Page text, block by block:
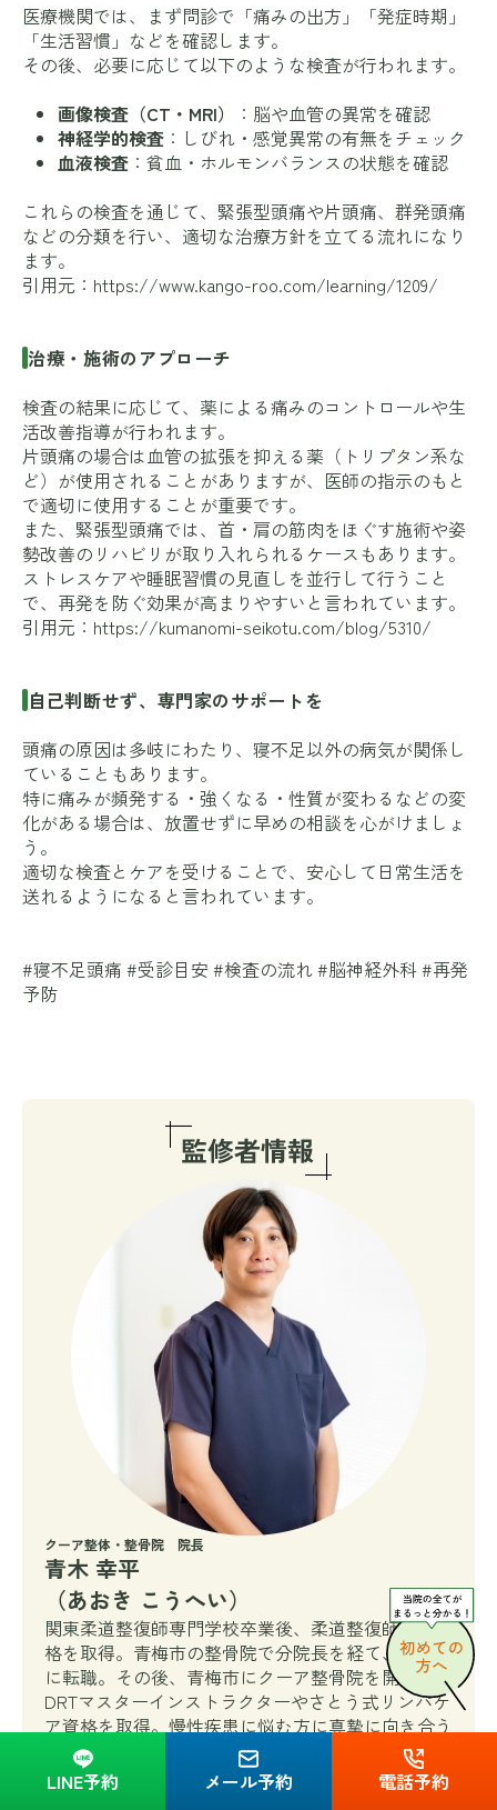
LINE予約 メール予約 電話予約
医療機関では、まず問診で「痛みの出方」「発症時期」
「生活習慣」などを確認します。
その後、必要に応じて以下のような検査が行われます。
画像検査（CT・MRI）
：脳や血管の異常を確認
神経学的検査 ：しびれ・感覚異常の有無をチェック
血液検査 ：貧血・ホルモンバランスの状態を確認
これらの検査を通じて、緊張型頭痛や片頭痛、群発頭痛
などの分類を行い、適切な治療方針を立てる流れになり
ます。
引用元： https://www.kango-roo.com/learning/1209/
治療・施術のアプローチ
検査の結果に応じて、薬による痛みのコントロールや生
活改善指導が行われます。
片頭痛の場合は血管の拡張を抑える薬（トリプタン系な
ど）が使用されることがありますが、医師の指示のもと
で適切に使用することが重要です。
また、緊張型頭痛では、首・肩の筋肉をほぐす施術や姿
勢改善のリハビリが取り入れられるケースもあります。
ストレスケアや睡眠習慣の見直しを並行して行うこと
で、再発を防ぐ効果が高まりやすいと言われています。
引用元： https://kumanomi-seikotu.com/blog/5310/
自己判断せず、専門家のサポートを
頭痛の原因は多岐にわたり、寝不足以外の病気が関係し
ていることもあります。
特に痛みが頻発する・強くなる・性質が変わるなどの変
化がある場合は、放置せずに早めの相談を心がけましょ
う。
適切な検査とケアを受けることで、安心して日常生活を
送れるようになると言われています。
#寝不足頭痛 #受診目安 #検査の流れ #脳神経外科 #再発
予防
クーア整体・整骨院 院長
青木 幸平
（あおき こうへい）
関東柔道整復師専門学校卒業後、柔道整復師国家資
格を取得。青梅市の整骨院で分院長を経て、羽村市
に転職。その後、青梅市にクーア整骨院を開院。
DRTマスターインストラクターやさとう式リンパケ
ア資格を取得。慢性疾患に悩む方に真摯に向き合う
ため保険内から自費施術へ移行し、お客様のために
日々技術と知識の向上に努めている。